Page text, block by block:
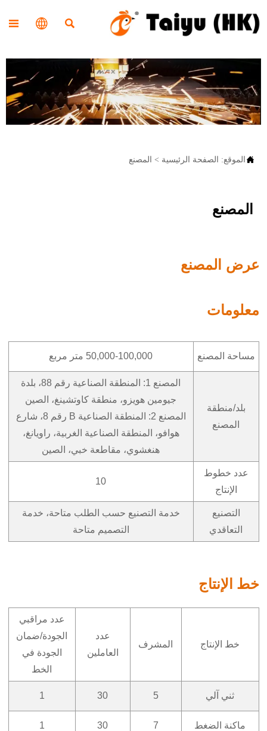



 الموقع: الصفحة الرئيسية > المصنع
المصنع
عرض المصنع
معلومات
مساحة المصنع 50,000-100,000 متر مربع
بلد/منطقة
المصنع
المصنع 1: المنطقة الصناعية رقم 88، بلدة
جيومين هويزو، منطقة كاوتشينغ، الصين
المصنع 2: المنطقة الصناعية B رقم 8، شارع
هوافو، المنطقة الصناعية الغربية، راويانغ،
هنغشوي، مقاطعة خبي، الصين
عدد خطوط
الإنتاج
10
التصنيع
التعاقدي
خدمة التصنيع حسب الطلب متاحة، خدمة
التصميم متاحة
خط الإنتاج
خط الإنتاج المشرف
عدد
العاملين
عدد مراقبي
الجودة/ضمان
الجودة في
الخط
ثني آلي 5
30
1
ماكنة الضغط 7
30
1